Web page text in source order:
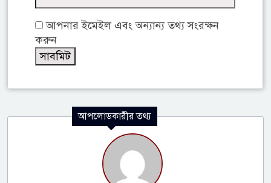
আপনার ইমেইল এবং অন্যান্য তথ্য সংরক্ষন
করুন
আপলোডকারীর তথ্য